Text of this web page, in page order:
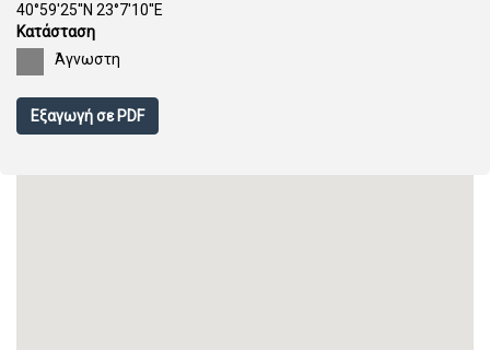
40°59'25''N 23°7'10''E
Κατάσταση
Άγνωστη
Εξαγωγή σε PDF